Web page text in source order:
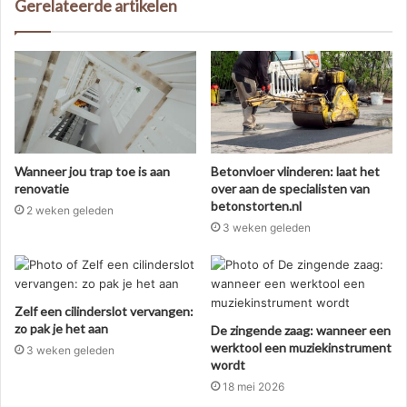
Gerelateerde artikelen
Wanneer jou trap toe is aan
renovatie
2 weken geleden
Betonvloer vlinderen: laat het
over aan de specialisten van
betonstorten.nl
3 weken geleden
Zelf een cilinderslot vervangen:
zo pak je het aan
3 weken geleden
De zingende zaag: wanneer een
werktool een muziekinstrument
wordt
18 mei 2026